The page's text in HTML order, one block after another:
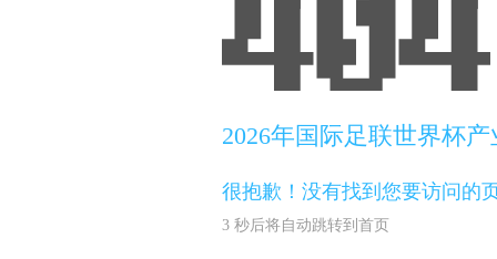
2026年国际足联世界杯
很抱歉！没有找到您要访问的页
3 秒后将自动跳转到首页